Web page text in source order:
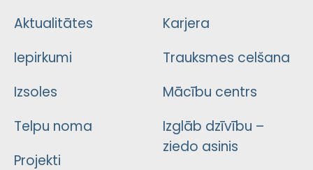
Aktualitātes
Iepirkumi
Izsoles
Telpu noma
Projekti
Karjera
Trauksmes celšana
Mācību centrs
Izglāb dzīvību –
ziedo asinis